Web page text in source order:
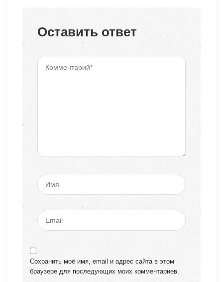
Оставить ответ
Сохранить моё имя, email и адрес сайта в этом
браузере для последующих моих комментариев.